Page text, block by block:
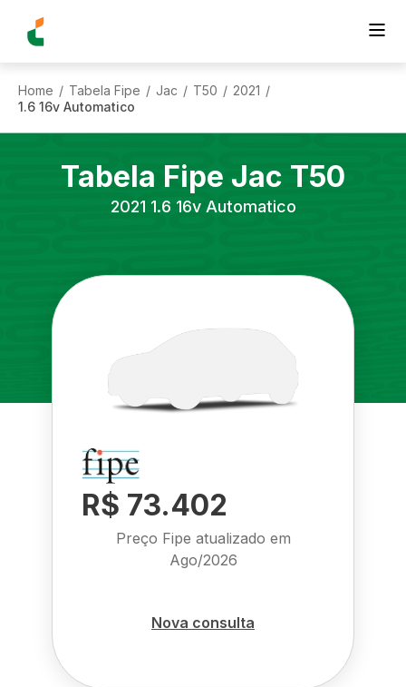
Home / Tabela Fipe / Jac / T50 / 2021 /
1.6 16v Automatico
Tabela Fipe Jac T50
2021 1.6 16v Automatico
R$ 73.402
Preço Fipe atualizado em
Ago/2026
Nova consulta